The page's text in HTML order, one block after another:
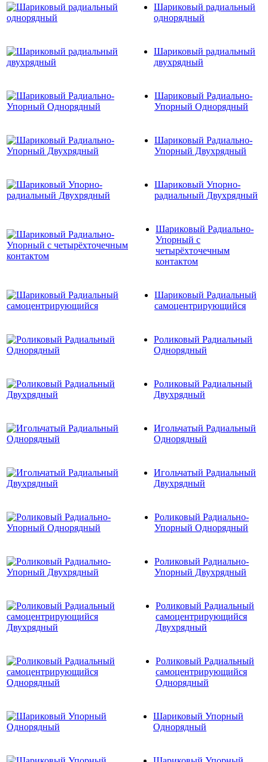
Шариковый радиальный
однорядный
Шариковый радиальный
двухрядный
Шариковый Радиально-
Упорный Однорядный
Шариковый Радиально-
Упорный Двухрядный
Шариковый Упорно-
радиальный Двухрядный
Шариковый Радиально-
Упорный с
четырёхточечным
контактом
Шариковый Радиальный
самоцентрирующийся
Роликовый Радиальный
Однорядный
Роликовый Радиальный
Двухрядный
Игольчатый Радиальный
Однорядный
Игольчатый Радиальный
Двухрядный
Роликовый Радиально-
Упорный Однорядный
Роликовый Радиально-
Упорный Двухрядный
Роликовый Радиальный
самоцентрирующийся
Двухрядный
Роликовый Радиальный
самоцентрирующийся
Однорядный
Шариковый Упорный
Однорядный